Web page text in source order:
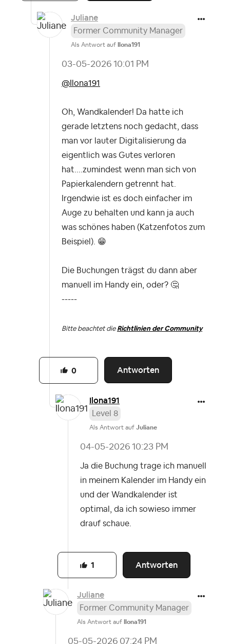
Juliane
Former Community Manager
Als Antwort auf Ilona191
‎03-05-2026 10:01 PM
@Ilona191
Oh, Wandkalender! Da hatte ich
gerade letztens noch gedacht, dass
man vor lauter Digitalisierung da
eigentlich was Gutes verloren
hat....zumindest wenn man sich von
Papierkalendern getrennt hat.
Irgendwie ist es doch einfacher im
Auge zu behalten und kann ja auch
was schönes haben (Katzenfotos zum
Beispiel). 😁
Die Buchungen trägst du dann aber
manuell im Handy ein, oder? 🤔
-----
Bitte beachtet die Richtlinien der Community
Antworten
0
Ilona191
Level 8
Als Antwort auf Juliane
‎04-05-2026 10:23 PM
Ja die Buchung trage ich manuell
in meinem Kalender im Handy ein
und der Wandkalender ist
optimal, da ich sowieso immer
drauf schaue.
Antworten
1
Juliane
Former Community Manager
Als Antwort auf Ilona191
‎05-05-2026 07:24 PM